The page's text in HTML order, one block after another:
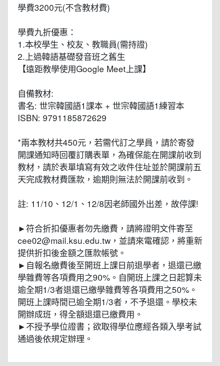
學費3200元(不含教材費)
學費九折優惠：
1.本校學生、校友、教職員(需持證)
2.上過韓語基礎發音班之舊生
【遠距教學使用Google Meet上課】
自備教材:
書名: 世宗韓國語1課本 + 世宗韓國語1練習本
ISBN: 9791185872629
*兩本教材共450元，若需代訂之學員，請於寄發
開課通知時回覆訂購表單，為確保能在開課前收到
教材，請於表單填寫有效之收件住址並於開課前五
天完成教材費匯款，逾期則無法於開課前收到。
註: 11/10、12/1、12/8因老師國外出差，故停課!
►符合折扣優惠者勿先繳費，請將證明文件寄至
cee02@mail.ksu.edu.tw，並請來電確認，將重新
提供折扣後金額之匯款帳號。
►自報名繳費後至開班上課日前退學者，退還已繳
學雜費等各項費用之90%。自開班上課之日起算未
逾全期1/3者退還已繳學雜費等各項費用之50%。
開班上課時間已逾全期1/3者，不予退還。學校未
開辦成班，得全額退還已繳費用。
►不授予學位證書；欲取得學位應經各類入學考試
通過後依規定辦理。